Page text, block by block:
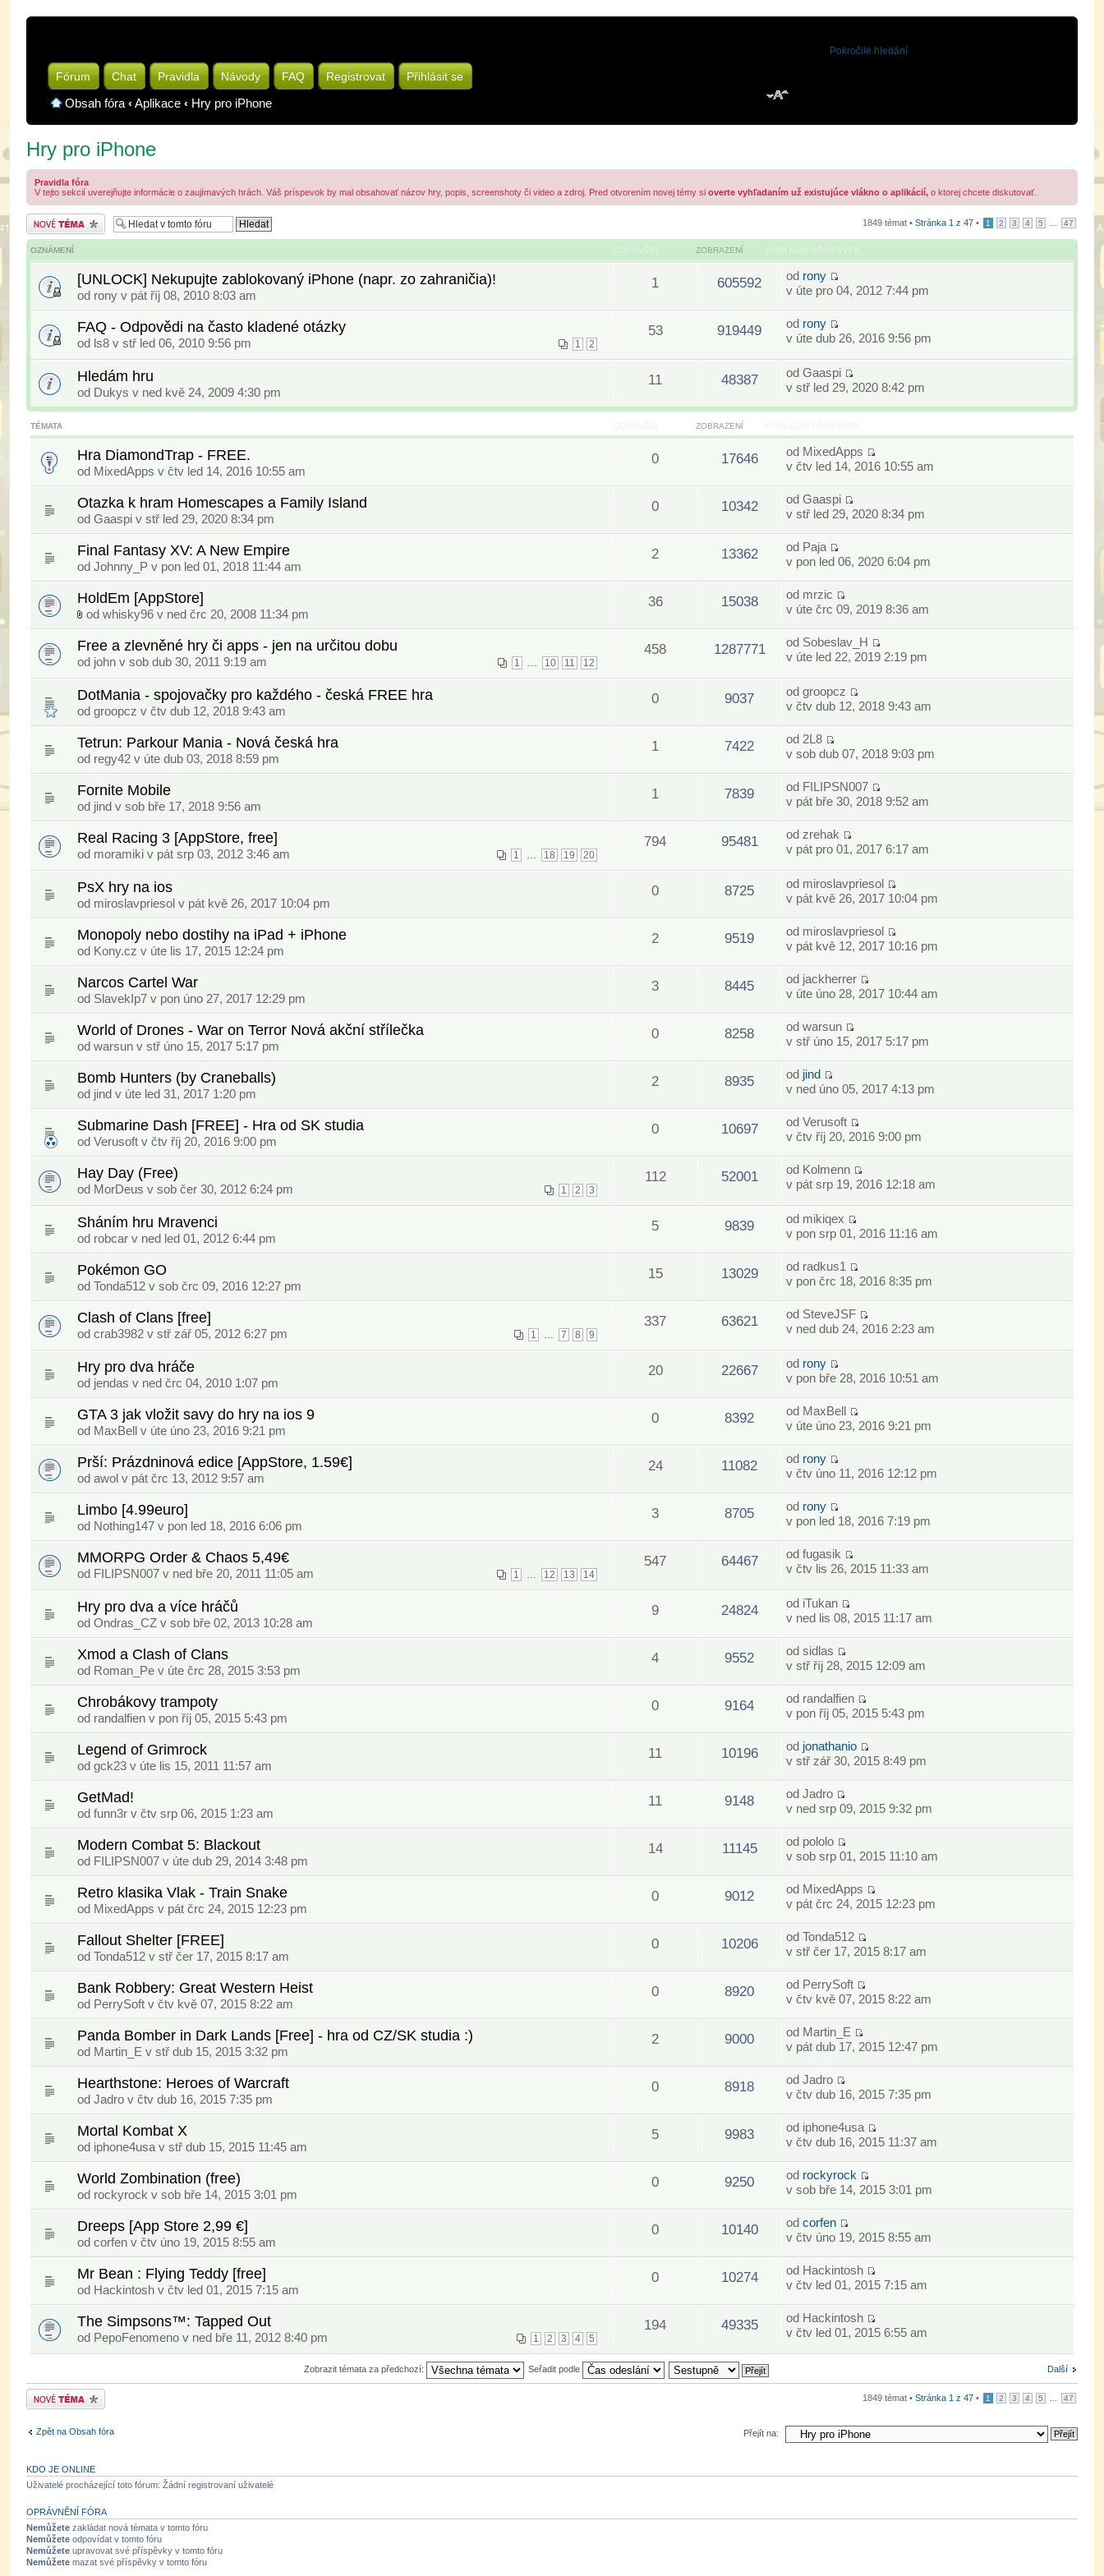
Fórum Chat Pravidla Návody FAQ Registrovat Přihlásit se
Obsah fóra ‹Aplikace ‹ Hry pro iPhone
Pokročilé hledání
Hry pro iPhone
Pravidla fóra
V tejto sekcií uverejňujte informácie o zaujímavých hrách. Váš príspevok by mal obsahovať názov hry, popis, screenshoty či video a zdroj. Pred otvorením novej témy si overte vyhľadaním už existujúce vlákno o aplikácií, o ktorej chcete diskutovať.
Odeslat nové téma 1849 témat • Stránka 1 z 47 • 1 2 3 4 5 47
OZNÁMENÍ ODPOVĚDI ZOBRAZENÍ POSLEDNÍ PŘÍSPĚVEK
[UNLOCK] Nekupujte zablokovaný iPhone (napr. zo zahraničia)!
od rony v pát říj 08, 2010 8:03 am
1 605592 od rony
v úte pro 04, 2012 7:44 pm
FAQ - Odpovědi na často kladené otázky
1 2
od ls8 v stř led 06, 2010 9:56 pm
53 919449 od rony
v úte dub 26, 2016 9:56 pm
Hledám hru
od Dukys v ned kvě 24, 2009 4:30 pm
11 48387 odGaaspi
v stř led 29, 2020 8:42 pm
TÉMATA ZOBRAZENÍ
Hra DiamondTrap - FREE.
od MixedApps v čtv led 14, 2016 10:55 am
0 17646 od MixedApps
v čtv led 14, 2016 10:55 am
Otazka k hram Homescapes a Family Island
od Gaaspi v stř led 29, 2020 8:34 pm
0 10342 odGaaspi
v stř led 29, 2020 8:34 pm
Final Fantasy XV: A New Empire
od Johnny_P v pon led 01, 2018 11:44 am
2 13362 od Paja
v pon led 06, 2020 6:04 pm
HoldEm [AppStore]
od whisky96 v ned črc 20, 2008 11:34 pm
36 15038 od mrzic
v úte črc 09, 2019 8:36 am
Free a zlevněné hry či apps - jen na určitou dobu
1 10 11 12
od john v sob dub 30, 2011 9:19 am
458 1287771 od Sobeslav_H
v úte led 22, 2019 2:19 pm
DotMania - spojovačky pro každého - česká FREE hra
od groopcz v čtv dub 12, 2018 9:43 am
0 9037 odgroopcz
v čtv dub 12, 2018 9:43 am
Tetrun: Parkour Mania - Nová česká hra
od regy42 v úte dub 03, 2018 8:59 pm
1 7422 od 2L8
v sob dub 07, 2018 9:03 pm
Fornite Mobile
od jind v sob bře 17, 2018 9:56 am
1 7839 od FILIPSN007
v pát bře 30, 2018 9:52 am
Real Racing 3 [AppStore, free]
1 18 19 20
od moramiki v pát srp 03, 2012 3:46 am
794 95481 od zrehak
v pát pro 01, 2017 6:17 am
PsX hry na ios
od miroslavpriesol v pát kvě 26, 2017 10:04 pm
0 8725 od miroslavpriesol
v pát kvě 26, 2017 10:04 pm
Monopoly nebo dostihy na iPad + iPhone
od Kony.cz v úte lis 17, 2015 12:24 pm
2 9519 od miroslavpriesol
v pát kvě 12, 2017 10:16 pm
Narcos Cartel War
od SlavekIp7 v pon úno 27, 2017 12:29 pm
3 8445 od jackherrer
v úte úno 28, 2017 10:44 am
World of Drones - War on Terror Nová akční střílečka
od warsun v stř úno 15, 2017 5:17 pm
0 8258 odwarsun
v stř úno 15, 2017 5:17 pm
Bomb Hunters (by Craneballs)
od jind v úte led 31, 2017 1:20 pm
2 8935 od jind
v ned úno 05, 2017 4:13 pm
Submarine Dash [FREE] - Hra od SK studia
od Verusoft v čtv říj 20, 2016 9:00 pm
0 10697 odVerusoft
v čtv říj 20, 2016 9:00 pm
Hay Day (Free)
1 2 3
od MorDeus v sob čer 30, 2012 6:24 pm
112 52001 od Kolmenn
v pát srp 19, 2016 12:18 am
Sháním hru Mravenci
od robcar v ned led 01, 2012 6:44 pm
5 9839 od mikiqex
v pon srp 01, 2016 11:16 am
Pokémon GO
od Tonda512 v sob črc 09, 2016 12:27 pm
15 13029 od radkus1
v pon črc 18, 2016 8:35 pm
Clash of Clans [free]
1 7 8 9
od crab3982 v stř zář 05, 2012 6:27 pm
337 63621 od SteveJSF
v ned dub 24, 2016 2:23 am
Hry pro dva hráče
od jendas v ned črc 04, 2010 1:07 pm
20 22667 od rony
v pon bře 28, 2016 10:51 am
GTA 3 jak vložit savy do hry na ios 9
od MaxBell v úte úno 23, 2016 9:21 pm
0 8392 od MaxBell
v úte úno 23, 2016 9:21 pm
Prší: Prázdninová edice [AppStore, 1.59€]
od awol v pát črc 13, 2012 9:57 am
24 11082 od rony
v čtv úno 11, 2016 12:12 pm
Limbo [4.99euro]
od Nothing147 v pon led 18, 2016 6:06 pm
3 8705 od rony
v pon led 18, 2016 7:19 pm
MMORPG Order & Chaos 5,49€
1 12 13 14
od FILIPSN007 v ned bře 20, 2011 11:05 am
547 64467 odfugasik
v čtv lis 26, 2015 11:33 am
Hry pro dva a více hráčů
od Ondras_CZ v sob bře 02, 2013 10:28 am
9 24824 od iTukan
v ned lis 08, 2015 11:17 am
Xmod a Clash of Clans
od Roman_Pe v úte črc 28, 2015 3:53 pm
4 9552 odsidlas
v stř říj 28, 2015 12:09 am
Chrobákovy trampoty
od randalfien v pon říj 05, 2015 5:43 pm
0 9164 od randalfien
v pon říj 05, 2015 5:43 pm
Legend of Grimrock
od gck23 v úte lis 15, 2011 11:57 am
11 10196 od jonathanio
v stř zář 30, 2015 8:49 pm
GetMad!
od funn3r v čtv srp 06, 2015 1:23 am
11 9148 odJadro
v ned srp 09, 2015 9:32 pm
Modern Combat 5: Blackout
od FILIPSN007 v úte dub 29, 2014 3:48 pm
14 11145 od pololo
v sob srp 01, 2015 11:10 am
Retro klasika Vlak - Train Snake
od MixedApps v pát črc 24, 2015 12:23 pm
0 9012 od MixedApps
v pát črc 24, 2015 12:23 pm
Fallout Shelter [FREE]
od Tonda512 v stř čer 17, 2015 8:17 am
0 10206 odTonda512
v stř čer 17, 2015 8:17 am
Bank Robbery: Great Western Heist
od PerrySoft v čtv kvě 07, 2015 8:22 am
0 8920 od PerrySoft
v čtv kvě 07, 2015 8:22 am
Panda Bomber in Dark Lands [Free] - hra od CZ/SK studia :)
od Martin_E v stř dub 15, 2015 3:32 pm
2 9000 od Martin_E
v pát dub 17, 2015 12:47 pm
Hearthstone: Heroes of Warcraft
od Jadro v čtv dub 16, 2015 7:35 pm
0 8918 odJadro
v čtv dub 16, 2015 7:35 pm
Mortal Kombat X
od iphone4usa v stř dub 15, 2015 11:45 am
5 9983 od iphone4usa
v čtv dub 16, 2015 11:37 am
World Zombination (free)
od rockyrock v sob bře 14, 2015 3:01 pm
0 9250 od rockyrock
v sob bře 14, 2015 3:01 pm
Dreeps [App Store 2,99 €]
od corfen v čtv úno 19, 2015 8:55 am
0 10140 odcorfen
v čtv úno 19, 2015 8:55 am
Mr Bean : Flying Teddy [free]
od Hackintosh v čtv led 01, 2015 7:15 am
0 10274 od Hackintosh
v čtv led 01, 2015 7:15 am
The Simpsons™: Tapped Out
1 2 3 4 5
od PepoFenomeno v ned bře 11, 2012 8:40 pm
194 49335 od Hackintosh
v čtv led 01, 2015 6:55 am
Další
Zobrazit témata za předchozí: Seřadit podle
Odeslat nové téma 1849 témat • Stránka 1 z 47 • 1 2 3 4 5 47
Zpět na Obsah fóra Přejít na:
KDO JE ONLINE
Uživatelé procházející toto fórum: Žádní registrovaní uživatelé
OPRÁVNĚNÍ FÓRA
Nemůžete zakládat nová témata v tomto fóru
Nemůžete odpovídat v tomto fóru
Nemůžete upravovat své příspěvky v tomto fóru
Nemůžete mazat své příspěvky v tomto fóru